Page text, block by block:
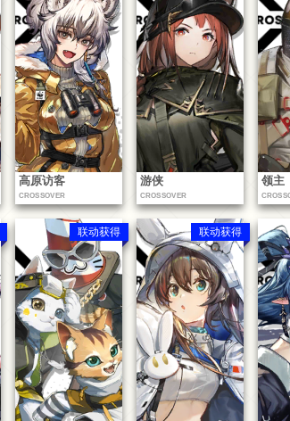
高原访客
CROSSOVER
游侠
CROSSOVER
领主
联动获得 联动获得